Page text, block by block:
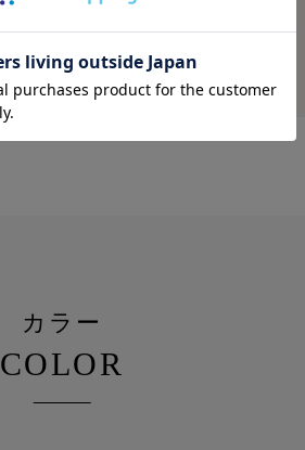
すっぽり収まる
サイズ
カラー
COLOR